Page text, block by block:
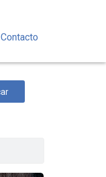
Contacto